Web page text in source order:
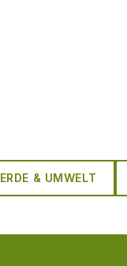
ERDE & UMWELT